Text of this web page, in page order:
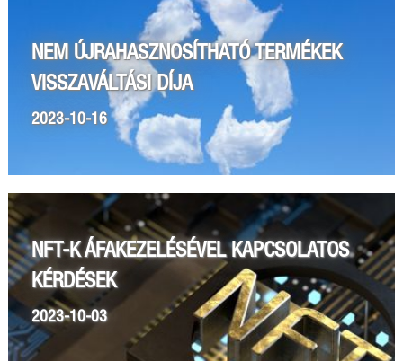
NEM ÚJRAHASZNOSÍTHATÓ TERMÉKEK
VISSZAVÁLTÁSI DÍJA
2023-10-16
NFT-K ÁFAKEZELÉSÉVEL KAPCSOLATOS
KÉRDÉSEK
2023-10-03